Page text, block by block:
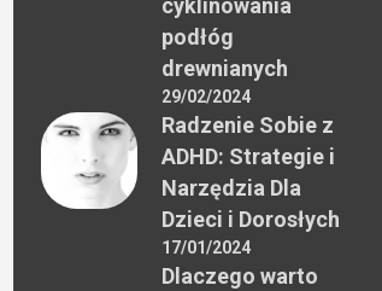
cyklinowania
podłóg
drewnianych
29/02/2024
Radzenie Sobie z
ADHD: Strategie i
Narzędzia Dla
Dzieci i Dorosłych
17/01/2024
Dlaczego warto